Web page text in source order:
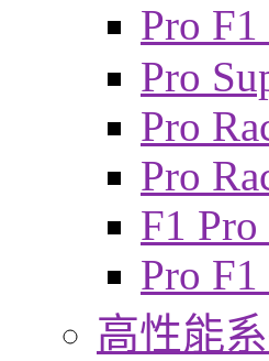
Pro F1
Pro
Pro
Pro
F1
Pro
高性能系